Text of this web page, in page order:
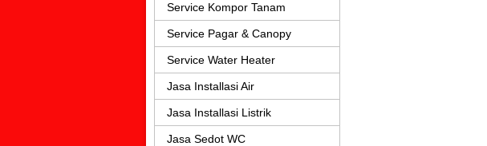
Service Kompor Tanam
Service Pagar & Canopy
Service Water Heater
Jasa Installasi Air
Jasa Installasi Listrik
Jasa Sedot WC